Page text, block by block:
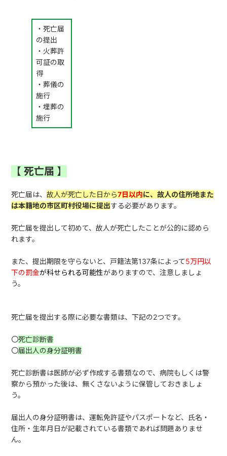
・死亡届
の提出
・火葬許
可証の取
得
・葬儀の
施行
・埋葬の
施行
【 死亡届 】
死亡届は、故人が死亡した日から7日以内に、故人の住所地また
は本籍地の市区町村役場に提出する必要があります。
死亡届を提出して初めて、故人が死亡したことが公的に認めら
れます。
また、提出期限を守らないと、戸籍法第137条によって5万円以
下の罰金が科せられる可能性がありますので、注意しましょ
う。
死亡届を提出する際に必要な書類は、下記の2つです。
〇死亡診断書
〇届出人の身分証明書
死亡診断書は医師が必ず作成する書類なので、病院もしくは警
察から預かった後は、無くさないように保管しておきましょ
う。
届出人の身分証明書は、運転免許証やパスポートなど、氏名・
住所・生年月日が記載されている書類であれば問題ありませ
ん。